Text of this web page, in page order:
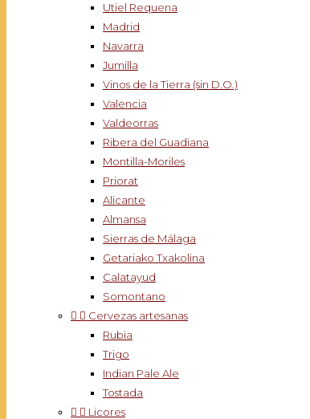
Utiel Requena
Madrid
Navarra
Jumilla
Vinos de la Tierra (sin D.O.)
Valencia
Valdeorras
Ribera del Guadiana
Montilla-Moriles
Priorat
Alicante
Almansa
Sierras de Málaga
Getariako Txakolina
Calatayud
Somontano
  Cervezas artesanas
Rubia
Trigo
Indian Pale Ale
Tostada
  Licores